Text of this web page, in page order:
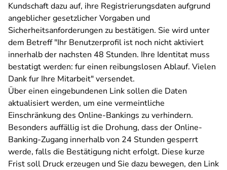
Kundschaft dazu auf, ihre Registrierungsdaten aufgrund
angeblicher gesetzlicher Vorgaben und
Sicherheitsanforderungen zu bestätigen. Sie wird unter
dem Betreff "Ihr Benutzerprofil ist noch nicht aktiviert
innerhalb der nachsten 48 Stunden. Ihre Identitat muss
bestatigt werden: fur einen reibungslosen Ablauf. Vielen
Dank fur Ihre Mitarbeit" versendet.
Über einen eingebundenen Link sollen die Daten
aktualisiert werden, um eine vermeintliche
Einschränkung des Online-Bankings zu verhindern.
Besonders auffällig ist die Drohung, dass der Online-
Banking-Zugang innerhalb von 24 Stunden gesperrt
werde, falls die Bestätigung nicht erfolgt. Diese kurze
Frist soll Druck erzeugen und Sie dazu bewegen, den Link